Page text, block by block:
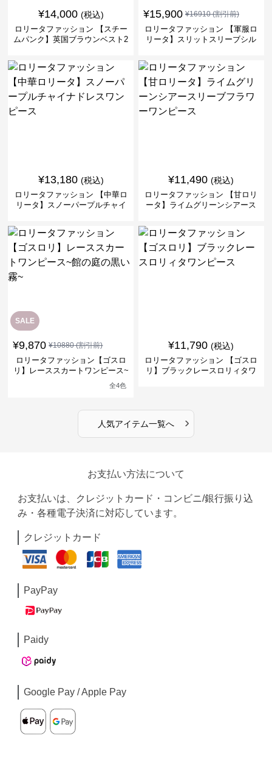
¥14,000 (税込)
ロリータファッション 【スチー
ムパンク】英国ブラウンベスト2
¥15,900 ¥16910(割引前)
ロリータファッション 【軍服ロ
リータ】スリットスリーブシル
¥13,180 (税込)
ロリータファッション 【中華ロ
リータ】スノーパープルチャイ
¥11,490 (税込)
ロリータファッション 【甘ロリ
ータ】ライムグリーンシアース
SALE
¥9,870 ¥10880(割引前)
ロリータファッション【ゴスロ
リ】レーススカートワンピース~
全4色
¥11,790 (税込)
ロリータファッション 【ゴスロ
リ】ブラックレースロリィタワ
人気アイテム一覧へ ›
お支払い方法について
お支払いは、クレジットカード・コンビニ/銀行振り込
み・各種電子決済に対応しています。
クレジットカード
PayPay
Paidy
Google Pay / Apple Pay